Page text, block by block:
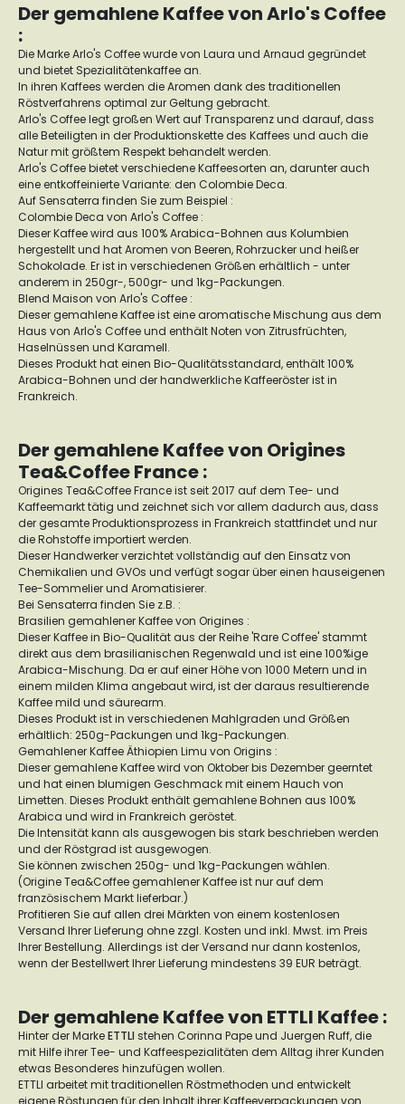
Der gemahlene Kaffee von Arlo's Coffee
:
Die Marke Arlo's Coffee wurde von Laura und Arnaud gegründet
und bietet Spezialitätenkaffee an.
In ihren Kaffees werden die Aromen dank des traditionellen
Röstverfahrens optimal zur Geltung gebracht.
Arlo's Coffee legt großen Wert auf Transparenz und darauf, dass
alle Beteiligten in der Produktionskette des Kaffees und auch die
Natur mit größtem Respekt behandelt werden.
Arlo's Coffee bietet verschiedene Kaffeesorten an, darunter auch
eine entkoffeinierte Variante: den Colombie Deca.
Auf Sensaterra finden Sie zum Beispiel :
Colombie Deca von Arlo's Coffee :
Dieser Kaffee wird aus 100% Arabica-Bohnen aus Kolumbien
hergestellt und hat Aromen von Beeren, Rohrzucker und heißer
Schokolade. Er ist in verschiedenen Größen erhältlich - unter
anderem in 250gr-, 500gr- und 1kg-Packungen.
Blend Maison von Arlo's Coffee :
Dieser gemahlene Kaffee ist eine aromatische Mischung aus dem
Haus von Arlo's Coffee und enthält Noten von Zitrusfrüchten,
Haselnüssen und Karamell.
Dieses Produkt hat einen Bio-Qualitätsstandard, enthält 100%
Arabica-Bohnen und der handwerkliche Kaffeeröster ist in
Frankreich.
Der gemahlene Kaffee von Origines
Tea&Coffee France :
Origines Tea&Coffee France ist seit 2017 auf dem Tee- und
Kaffeemarkt tätig und zeichnet sich vor allem dadurch aus, dass
der gesamte Produktionsprozess in Frankreich stattfindet und nur
die Rohstoffe importiert werden.
Dieser Handwerker verzichtet vollständig auf den Einsatz von
Chemikalien und GVOs und verfügt sogar über einen hauseigenen
Tee-Sommelier und Aromatisierer.
Bei Sensaterra finden Sie z.B. :
Brasilien gemahlener Kaffee von Origines :
Dieser Kaffee in Bio-Qualität aus der Reihe 'Rare Coffee' stammt
direkt aus dem brasilianischen Regenwald und ist eine 100%ige
Arabica-Mischung. Da er auf einer Höhe von 1000 Metern und in
einem milden Klima angebaut wird, ist der daraus resultierende
Kaffee mild und säurearm.
Dieses Produkt ist in verschiedenen Mahlgraden und Größen
erhältlich: 250g-Packungen und 1kg-Packungen.
Gemahlener Kaffee Äthiopien Limu von Origins :
Dieser gemahlene Kaffee wird von Oktober bis Dezember geerntet
und hat einen blumigen Geschmack mit einem Hauch von
Limetten. Dieses Produkt enthält gemahlene Bohnen aus 100%
Arabica und wird in Frankreich geröstet.
Die Intensität kann als ausgewogen bis stark beschrieben werden
und der Röstgrad ist ausgewogen.
Sie können zwischen 250g- und 1kg-Packungen wählen.
(Origine Tea&Coffee gemahlener Kaffee ist nur auf dem
französischem Markt lieferbar.)
Profitieren Sie auf allen drei Märkten von einem kostenlosen
Versand Ihrer Lieferung ohne zzgl. Kosten und inkl. Mwst. im Preis
Ihrer Bestellung. Allerdings ist der Versand nur dann kostenlos,
wenn der Bestellwert Ihrer Lieferung mindestens 39 EUR beträgt.
Der gemahlene Kaffee von ETTLI Kaffee :
Hinter der MarkeETTLI stehen Corinna Pape und Juergen Ruff, die
mit Hilfe ihrer Tee- und Kaffeespezialitäten dem Alltag ihrer Kunden
etwas Besonderes hinzufügen wollen.
ETTLI arbeitet mit traditionellen Röstmethoden und entwickelt
eigene Röstungen für den Inhalt ihrer Kaffeeverpackungen von